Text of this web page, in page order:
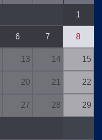
1
6 7 8
13 14 15
20 21 22
27 28 29